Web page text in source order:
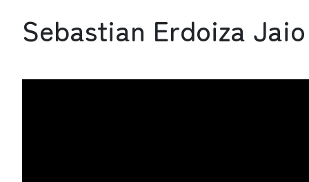
Sebastian Erdoiza Jaio